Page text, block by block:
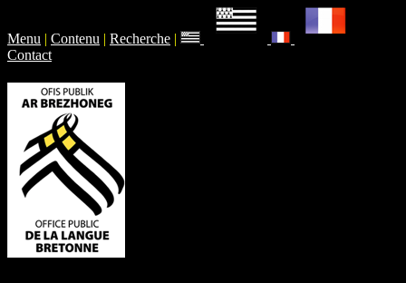
Menu | Contenu | Recherche |
Contact